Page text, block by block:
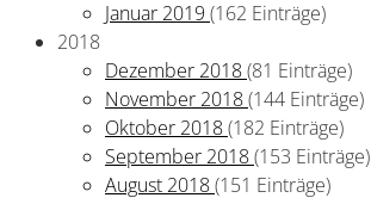
Januar 2019 (162 Einträge)
2018
Dezember 2018(81 Einträge)
November 2018(144 Einträge)
Oktober 2018(182 Einträge)
September 2018(153 Einträge)
August 2018(151 Einträge)